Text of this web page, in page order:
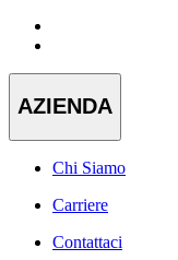
AZIENDA
Chi Siamo
Carriere
Contattaci